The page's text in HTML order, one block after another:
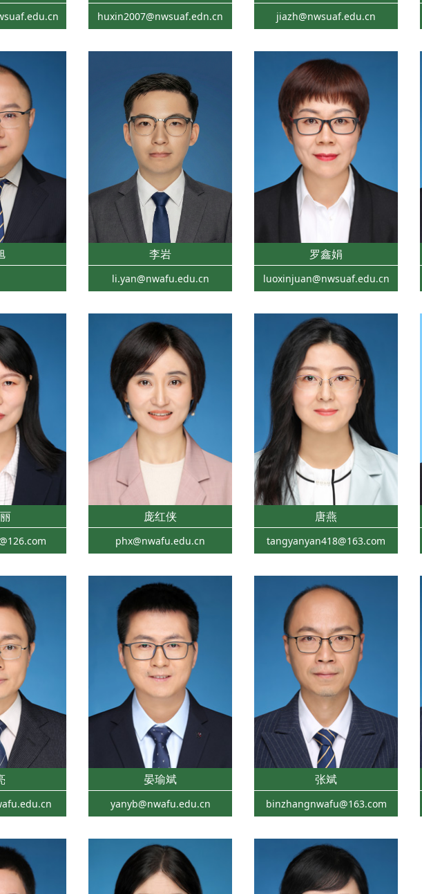
huxin2007@nwsuaf.edn.cn jiazh@nwsuaf.edu.cn
李岩
li.yan@nwafu.edu.cn
罗鑫娟
luoxinjuan@nwsuaf.edu.cn
庞红侠
phx@nwafu.edu.cn
唐燕
tangyanyan418@163.com
晏瑜斌
yanyb@nwafu.edu.cn
张斌
binzhangnwafu@163.com